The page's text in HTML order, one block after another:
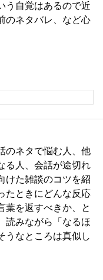
う自覚はあるので近
のネタバレ、など心
のネタで悩む人、他
る人、会話が途切れ
けた雑談のコツを紹
たときにどんな反応
葉を返すべきか、と
読みながら「なるほ
うなところは真似し